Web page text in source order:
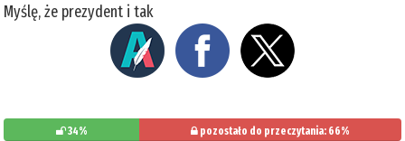
Myślę, że prezydent i tak
34% pozostało do przeczytania: 66%